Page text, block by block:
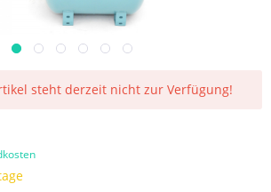
steht derzeit nicht zur Verfügung!